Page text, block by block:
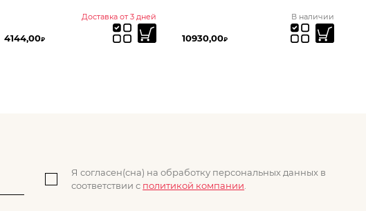
В наличии
10930,00
Доставка от 3 дней
2689,00
Я согласен(сна) на обработку персональных данных в
соответствии с политикой компании